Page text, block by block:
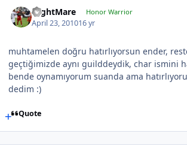
NightMare Honor Warrior
April 23, 201016 yr
muhtamelen doğru hatırlıyorsun ender,
geçtiğimizde aynı guilddeydik, char ismini
bende oynamıyorum suanda ama
dedim :)
Quote